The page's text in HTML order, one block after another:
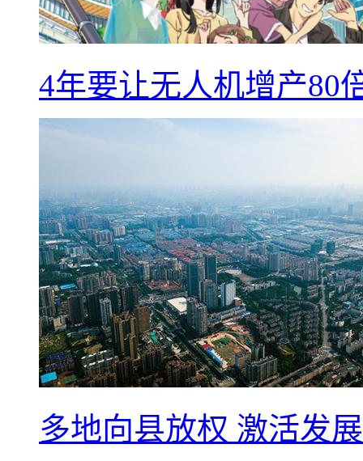
4年要让无人机增产80
多地向县放权 激活发